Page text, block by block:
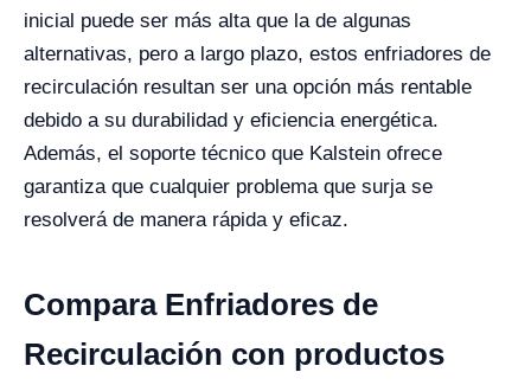
inicial puede ser más alta que la de algunas
alternativas, pero a largo plazo, estos enfriadores de
recirculación resultan ser una opción más rentable
debido a su durabilidad y eficiencia energética.
Además, el soporte técnico que Kalstein ofrece
garantiza que cualquier problema que surja se
resolverá de manera rápida y eficaz.
Compara Enfriadores de
Recirculación con productos